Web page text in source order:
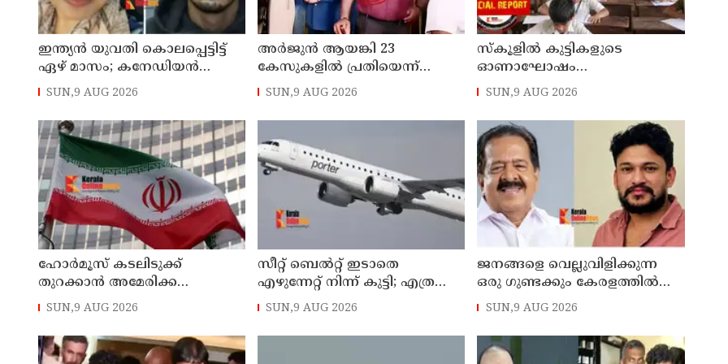
ഇന്ത്യന്‍ യുവതി കൊലപ്പെട്ടിട്ട്
ഏഴ് മാസം; കനേഡിയന്‍
പൗരനായ പങ്കാളി അറസ്റ്റില്‍
SUN,9 AUG 2026
അര്‍ജുന്‍ ആയങ്കി 23
കേസുകളില്‍ പ്രതിയെന്ന്
പൊലിസ് : കാപ്പ ചുമത്തി
ജയിലില്‍ അടക്കാന്‍ നീക്കം
SUN,9 AUG 2026
സ്‌കൂളില്‍ കുട്ടികളുടെ
ഓണാഘോഷം
ഇല്ലാതാക്കുന്നത്
എന്തിനുവേണ്ടി? പരീക്ഷ
ഷെഡ്യൂള്‍ മാറ്റിയത്
തിരുത്തുമോ?
SUN,9 AUG 2026
ഹോര്‍മൂസ് കടലിടുക്ക്
തുറക്കാന്‍ അമേരിക്ക
പെരുമാറ്റം തിരുത്തണം: 6
ദേശീയ സുരക്ഷാ കൗണ്‍സില്‍
SUN,9 AUG 2026
സീറ്റ് ബെല്‍റ്റ് ഇടാതെ
എഴുന്നേറ്റ് നിന്ന് കുട്ടി; എത്ര
ശ്രമിച്ചിട്ടും ഇടില്ലെന്ന്
റദ്ദാക്കി
SUN,9 AUG 2026
ജനങ്ങളെ വെല്ലുവിളിക്കുന്ന
ഒരു ഗുണ്ടക്കും കേരളത്തില്‍
സ്ഥാനമുണ്ടാകില്ല: രമേശ്
SUN,9 AUG 2026